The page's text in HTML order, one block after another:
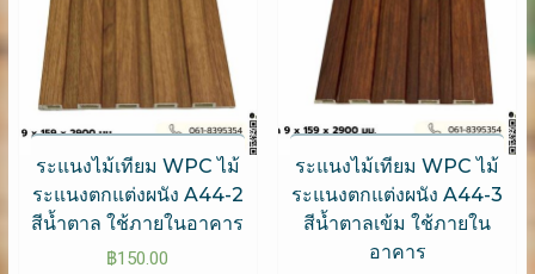
ระแนงไม้เทียม WPC ไม้
ระแนงตกแต่งผนัง A44-2
สีน้ำตาล ใช้ภายในอาคาร
฿150.00
ระแนงไม้เทียม WPC ไม้
ระแนงตกแต่งผนัง A44-3
สีน้ำตาลเข้ม ใช้ภายใน
อาคาร